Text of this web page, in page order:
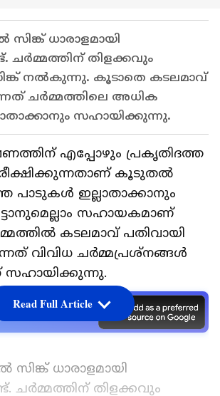
സിങ്ക് ധാരാളമായി
ചർമ്മത്തിന് തിളക്കവും
നൽകുന്നു. കൂടാതെ കടലമാവ്
ചർമ്മത്തിലെ അധിക
സഹായിക്കുന്നു.
എപ്പോഴും പ്രകൃതിദത്ത
കൂടുതൽ
പാടുകൾ ഇല്ലാതാക്കാനും
സഹായകമാണ്
കടലമാവ് പതിവായി
വിവിധ ചർമ്മപ്രശ്നങ്ങൾ
സ​ഹായിക്കുന്നു.
as a Preferred
സിങ്ക് ധാരാളമായി
ചർമ്മത്തിന് തിളക്കവും
Read Full Article